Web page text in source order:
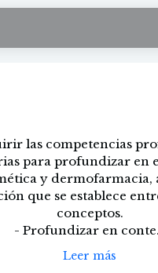
las competencias
para profundizar en
y dermofarmacia,
que se establece
conceptos.
- Profundizar en
Leer más